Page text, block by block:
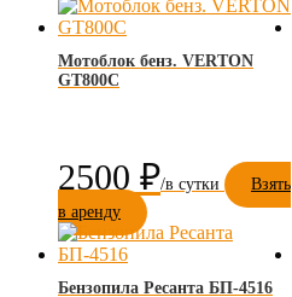
Мотоблок бенз. VERTON
GT800C
2500 ₽
Взять
в аренду
Бензопила Ресанта БП-4516